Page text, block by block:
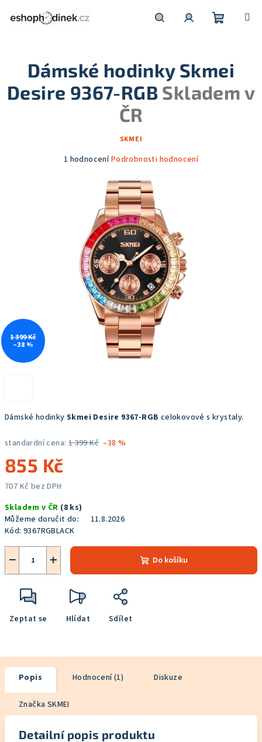
košík
Dámské hodinky Skmei Desire 9367-RGB celokovové s krystaly.
standardní cena: 1 399 Kč –38 %
855 Kč
707 Kč bez DPH
cena:
Skladem v ČR (8 ks)
Můžeme doručit do:
11.8.2026
Kód: 9367RGBLACK
+
− Do košíku
Zeptat se Hlídat Sdílet
Dámské hodinky Skmei
Desire 9367-RGB Skladem v
ČR
SKMEI
Průměrné
hvězdiček.
1 hodnoceníPodrobnosti hodnocení
1 399 Kč
–38 %
Popis Hodnocení (1) Diskuze
Značka SKMEI
Detailní popis produktu